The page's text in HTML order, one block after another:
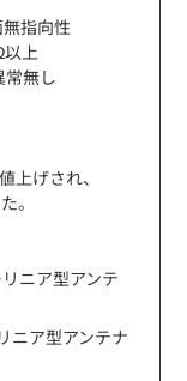
指向性
上
常無し
上げされ、
。
ニア型アンテ
ニア型アンテナ